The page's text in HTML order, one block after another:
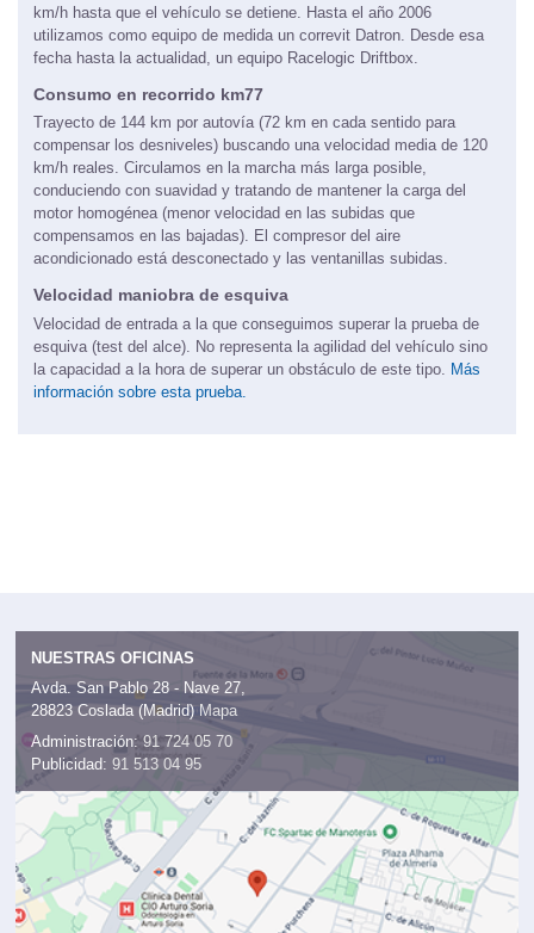
km/h hasta que el vehículo se detiene. Hasta el año 2006
utilizamos como equipo de medida un correvit Datron. Desde esa
fecha hasta la actualidad, un equipo Racelogic Driftbox.
Consumo en recorrido km77
Trayecto de 144 km por autovía (72 km en cada sentido para
compensar los desniveles) buscando una velocidad media de 120
km/h reales. Circulamos en la marcha más larga posible,
conduciendo con suavidad y tratando de mantener la carga del
motor homogénea (menor velocidad en las subidas que
compensamos en las bajadas). El compresor del aire
acondicionado está desconectado y las ventanillas subidas.
Velocidad maniobra de esquiva
Velocidad de entrada a la que conseguimos superar la prueba de
esquiva (test del alce). No representa la agilidad del vehículo sino
la capacidad a la hora de superar un obstáculo de este tipo. Más
información sobre esta prueba.
NUESTRAS OFICINAS
Avda. San Pablo 28 - Nave 27,
28823 Coslada (Madrid) Mapa
Administración: 91 724 05 70
Publicidad: 91 513 04 95